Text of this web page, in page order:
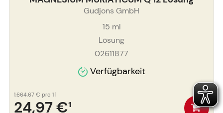
Gudjons GmbH
15 ml
Lösung
02611877
Verfügbarkeit
24,97 €¹
1.664,67 € pro 1 l